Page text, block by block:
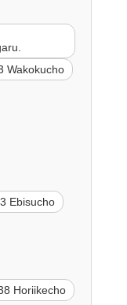
Wakokucho
Ebisucho
Horiikecho